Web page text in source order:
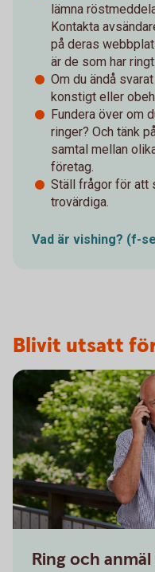
lämna
Kontakta
på deras
är de som har ringt.
Om du ändå
konstigt eller
Fundera över om
ringer? Och tänk
samtal mellan
företag.
Ställ frågor för att
trovärdiga.
Vad är vishing? (f-
Blivit utsatt
Ring och